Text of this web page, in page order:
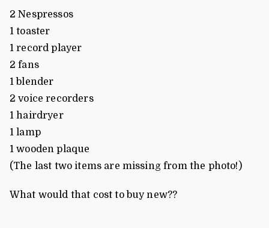
2 Nespressos
1 toaster
1 record player
2 fans
1 blender
2 voice recorders
1 hairdryer
1 lamp
1 wooden plaque
(The last two items are missing from the photo!)
What would that cost to buy new??